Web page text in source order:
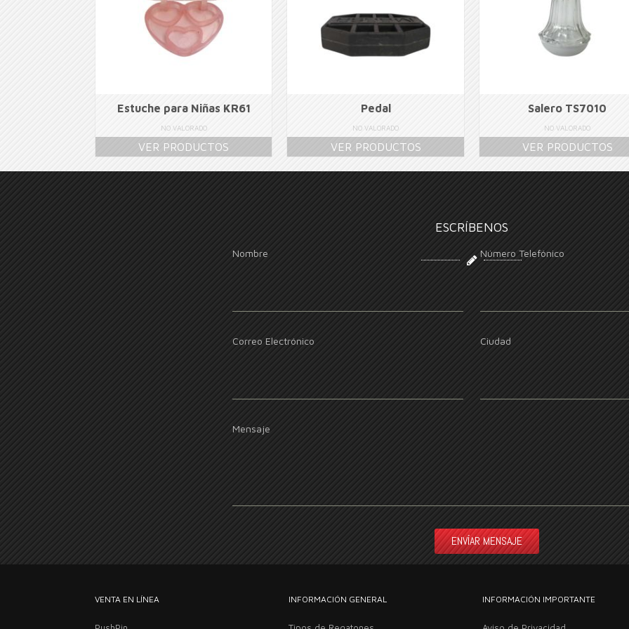
Estuche para Niñas KR61
NO VALORADO
VER PRODUCTOS
Pedal
NO VALORADO
VER PRODUCTOS
Salero TS7010
NO VALORADO
VER PRODUCTOS
ESCRÍBENOS
Nombre
Correo Electrónico
Número Telefónico
Ciudad
Mensaje
VENTA EN LÍNEA INFORMACIÓN GENERAL INFORMACIÓN IMPORTANTE